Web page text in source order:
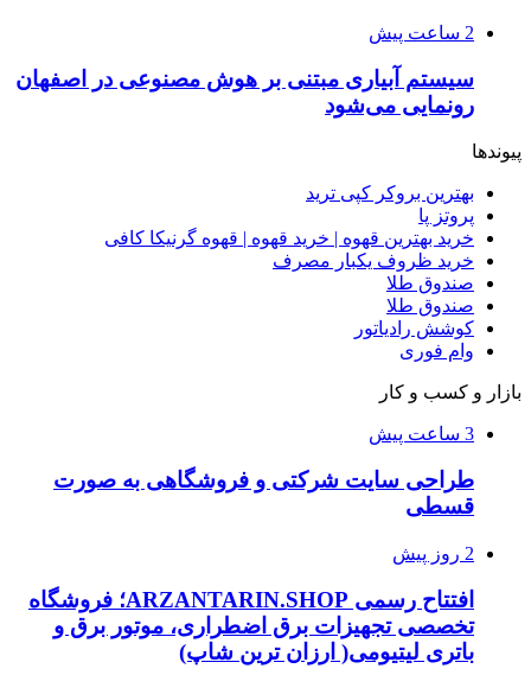
2 ساعت پیش
سیستم آبیاری مبتنی بر هوش مصنوعی در اصفهان
رونمایی می‌شود
پیوندها
بهترین بروکر کپی ترید
پروتز پا
خرید بهترین قهوه | خرید قهوه | قهوه گرنیکا کافی
خرید ظروف یکبار مصرف
صندوق طلا
صندوق طلا
کوشش رادیاتور
وام فوری
بازار و کسب و کار
3 ساعت پیش
طراحی سایت شرکتی و فروشگاهی به صورت
قسطی
2 روز پیش
افتتاح رسمی ARZANTARIN.SHOP؛ فروشگاه
تخصصی تجهیزات برق اضطراری، موتور برق و
باتری لیتیومی( ارزان ترین شاپ)